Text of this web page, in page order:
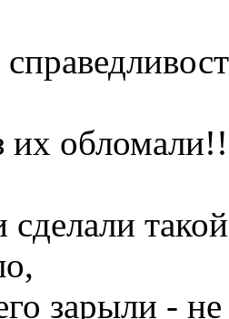
их
сделали
зарыли -